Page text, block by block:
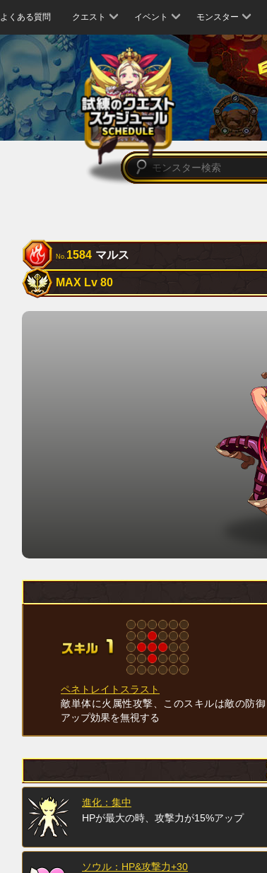
よくある質問 クエスト イベント モンスター
No. 1584 マルス
MAX Lv 80
ペネトレイトスラスト
敵単体に火属性攻撃、このスキルは敵の防御
アップ効果を無視する
進化：集中
HPが最大の時、攻撃力が15%アップ
ソウル：HP&攻撃力+30